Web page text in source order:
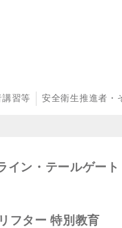
習等 安全衛生推進者・
イン・テールゲー
フター 特別教育